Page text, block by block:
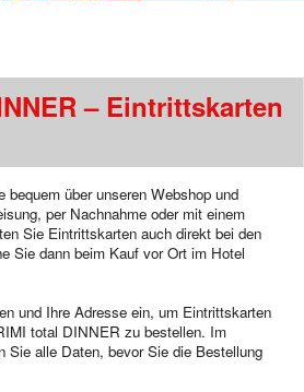
tot
– Eintrittskarten
bequem über unseren Webshop und
per Nachnahme oder mit einem
Sie Eintrittskarten auch direkt bei den
Sie dann beim Kauf vor Ort im Hotel
und Ihre Adresse ein, um Eintrittskarten
total DINNER zu bestellen. Im
Sie alle Daten, bevor Sie die Bestellung